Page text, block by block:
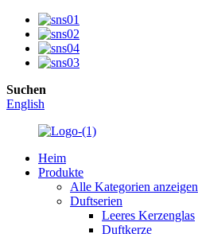
Suchen
English
Heim
Produkte
Alle Kategorien anzeigen
Duftserien
Leeres Kerzenglas
Duftkerze